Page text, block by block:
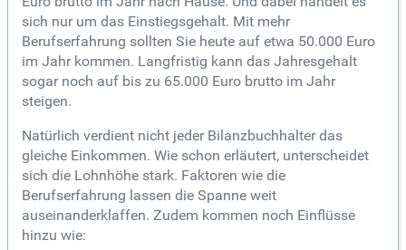
sich nur um das Einstiegsgehalt. Mit mehr
Berufserfahrung sollten Sie heute auf etwa 50.000 Euro
im Jahr kommen. Langfristig kann das Jahresgehalt
sogar noch auf bis zu 65.000 Euro brutto im Jahr
steigen.
Natürlich verdient nicht jeder Bilanzbuchhalter das
gleiche Einkommen. Wie schon erläutert, unterscheidet
sich die Lohnhöhe stark. Faktoren wie die
Berufserfahrung lassen die Spanne weit
auseinanderklaffen. Zudem kommen noch Einflüsse
hinzu wie: